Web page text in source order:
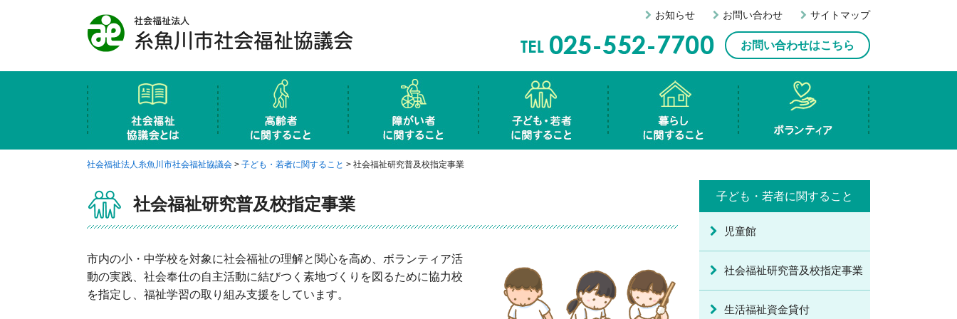
お知らせ お問い合わせ サイトマップ
お問い合わせはこちら
社会福祉協議会とは
概要
地区社協・支部社協
社会福祉協議会の財源
社会福祉協議会の案内図
高齢者に関すること
ふれあい･いきいきサロン
小地域ネットワーク事業
権利擁護事業
老人クラブ連合会
生活福祉資金貸付
介護センターにじ
障害者に関すること
権利擁護事業
生活福祉資金貸付
子ども・若者に関すること 暮らしに関すること
社会福祉法人糸魚川市社会福祉協議会 > 子ども・若者に関すること > 社会福祉研究普及校指定事業
社会福祉研究普及校指定事業
市内の小・中学校を対象に社会福祉の理解と関心を高め、ボランティア活
動の実践、社会奉仕の自主活動に結びつく素地づくりを図るために協力校
を指定し、福祉学習の取り組み支援をしています。
子ども・若者に関すること
児童館
社会福祉研究普及校指定事業
生活福祉資金貸付